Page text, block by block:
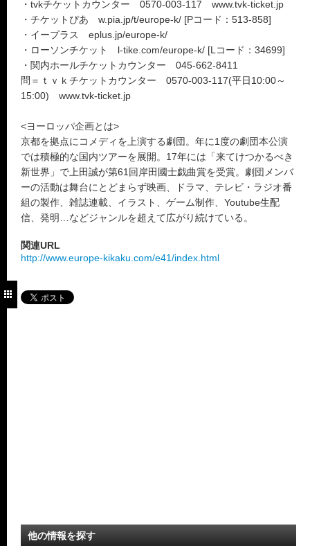
・tvkチケットカウンター 0570-003-117 www.tvk-ticket.jp
・チケットぴあ w.pia.jp/t/europe-k/ [Pコード：513-858]
・イープラス eplus.jp/europe-k/
・ローソンチケット l-tike.com/europe-k/ [Lコード：34699]
・関内ホールチケットカウンター 045-662-8411
問＝ｔｖｋチケットカウンター 0570-003-117(平日10:00～
15:00) www.tvk-ticket.jp
<ヨーロッパ企画とは>
京都を拠点にコメディを上演する劇団。年に1度の劇団本公演
では積極的な国内ツアーを展開。17年には「来てけつかるべき
新世界」で上田誠が第61回岸田國士戯曲賞を受賞。劇団メンバ
ーの活動は舞台にとどまらず映画、ドラマ、テレビ・ラジオ番
組の製作、雑誌連載、イラスト、ゲーム制作、Youtube生配
信、発明…などジャンルを超えて広がり続けている。
関連URL
http://www.europe-kikaku.com/e41/index.html
他の情報を探す